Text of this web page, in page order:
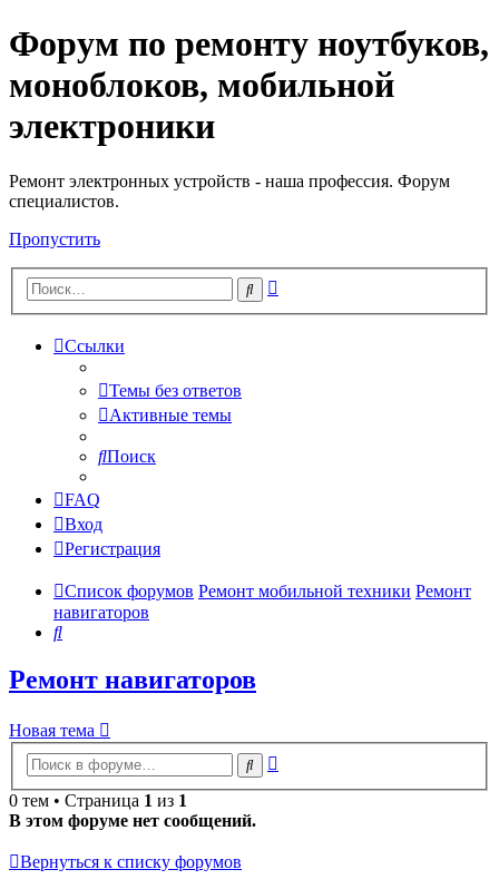
Регистрация
Форум по ремонту ноутбуков,
моноблоков, мобильной
электроники
Ремонт электронных устройств - наша профессия. Форум
специалистов.
Пропустить
Поиск
Ссылки
Темы без ответов
Активные темы
Поиск
FAQ
Вход
Регистрация
Список форумов Ремонт мобильной техники Ремонт
навигаторов
Поиск
Ремонт навигаторов
Новая
тема
Новая тема
Поиск
0 тем • Страница 1 из 1
В этом форуме нет сообщений.
Вернуться к списку форумов